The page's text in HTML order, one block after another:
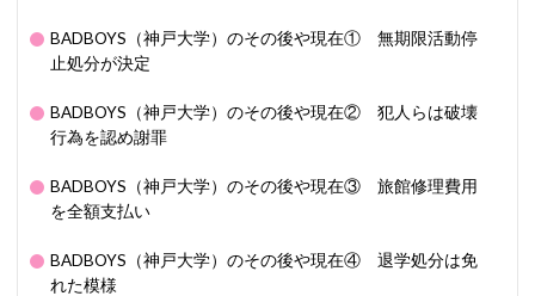
BADBOYS（神戸大学）のその後や現在① 無期限活動停
止処分が決定
BADBOYS（神戸大学）のその後や現在② 犯人らは破壊
行為を認め謝罪
BADBOYS（神戸大学）のその後や現在③ 旅館修理費用
を全額支払い
BADBOYS（神戸大学）のその後や現在④ 退学処分は免
れた模様